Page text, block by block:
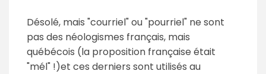
Désolé, mais "courriel" ou "pourriel" ne sont
pas des néologismes français, mais
québécois (la proposition française était
"mél" !)et ces derniers sont utilisés au